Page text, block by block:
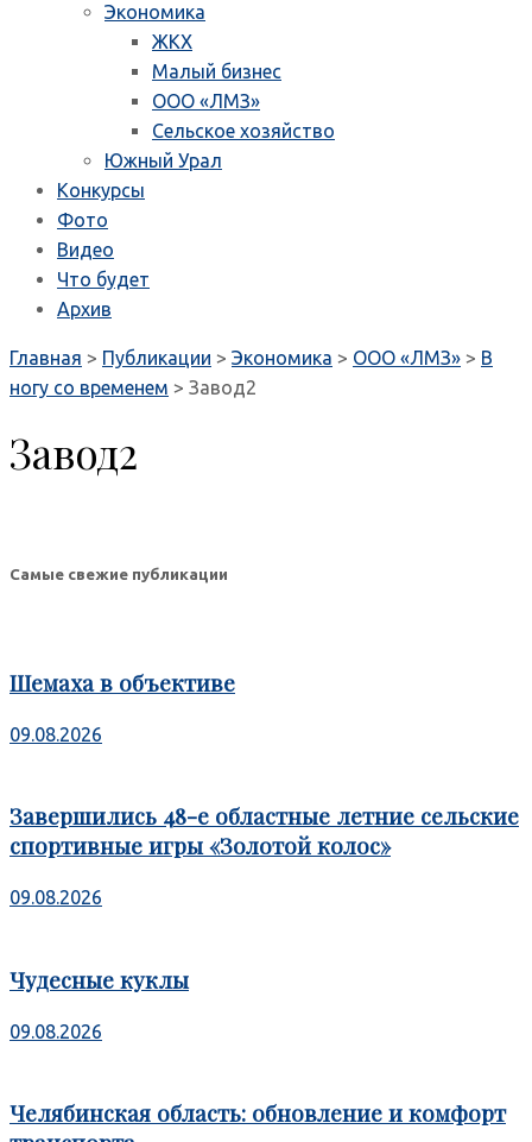
Экономика
ЖКХ
Малый бизнес
ООО «ЛМЗ»
Сельское хозяйство
Южный Урал
Конкурсы
Фото
Видео
Что будет
Архив
Главная > Публикации > Экономика > ООО «ЛМЗ» > В
ногу со временем > Завод2
Завод2
Самые свежие публикации
Шемаха в объективе
09.08.2026
Завершились 48-е областные летние сельские
спортивные игры «Золотой колос»
09.08.2026
Чудесные куклы
09.08.2026
Челябинская область: обновление и комфорт